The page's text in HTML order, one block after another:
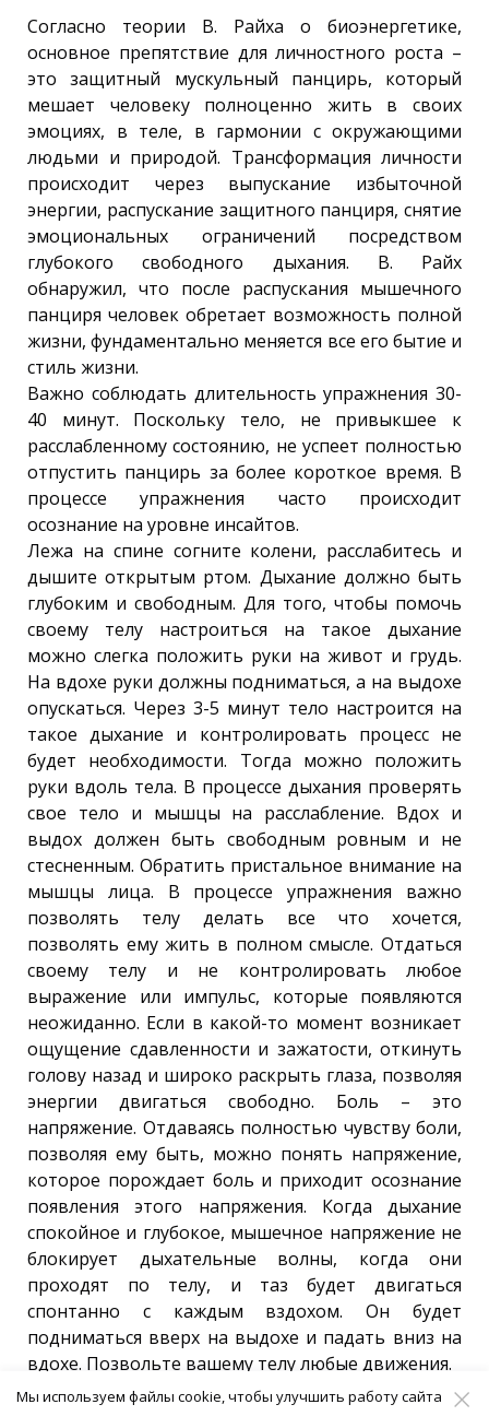
Согласно теории В. Райха о биоэнергетике,
основное препятствие для личностного роста –
это защитный мускульный панцирь, который
мешает человеку полноценно жить в своих
эмоциях, в теле, в гармонии с окружающими
людьми и природой. Трансформация личности
происходит через выпускание избыточной
энергии, распускание защитного панциря, снятие
эмоциональных ограничений посредством
глубокого свободного дыхания. В. Райх
обнаружил, что после распускания мышечного
панциря человек обретает возможность полной
жизни, фундаментально меняется все его бытие и
стиль жизни.
Важно соблюдать длительность упражнения 30-
40 минут. Поскольку тело, не привыкшее к
расслабленному состоянию, не успеет полностью
отпустить панцирь за более короткое время. В
процессе упражнения часто происходит
осознание на уровне инсайтов.
Лежа на спине согните колени, расслабитесь и
дышите открытым ртом. Дыхание должно быть
глубоким и свободным. Для того, чтобы помочь
своему телу настроиться на такое дыхание
можно слегка положить руки на живот и грудь.
На вдохе руки должны подниматься, а на выдохе
опускаться. Через 3-5 минут тело настроится на
такое дыхание и контролировать процесс не
будет необходимости. Тогда можно положить
руки вдоль тела. В процессе дыхания проверять
свое тело и мышцы на расслабление. Вдох и
выдох должен быть свободным ровным и не
стесненным. Обратить пристальное внимание на
мышцы лица. В процессе упражнения важно
позволять телу делать все что хочется,
позволять ему жить в полном смысле. Отдаться
своему телу и не контролировать любое
выражение или импульс, которые появляются
неожиданно. Если в какой-то момент возникает
ощущение сдавленности и зажатости, откинуть
голову назад и широко раскрыть глаза, позволяя
энергии двигаться свободно. Боль – это
напряжение. Отдаваясь полностью чувству боли,
позволяя ему быть, можно понять напряжение,
которое порождает боль и приходит осознание
появления этого напряжения. Когда дыхание
спокойное и глубокое, мышечное напряжение не
блокирует дыхательные волны, когда они
проходят по телу, и таз будет двигаться
спонтанно с каждым вздохом. Он будет
подниматься вверх на выдохе и падать вниз на
вдохе. Позвольте вашему телу любые движения.
Техника «Территория
Мы используем файлы cookie, чтобы улучшить работу сайта